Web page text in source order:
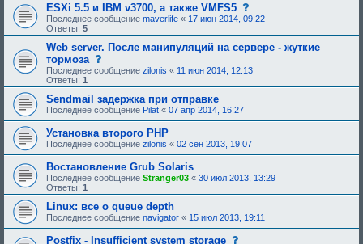
у
е
о
о
е
и
:
ESXi 5.5 и IBM v3700, а также VMFS5
о
о
б
щ
е
е
е
б
р
Последнее сообщение maverlife « 17 июн 2014, 09:22
Ответы: 5
Web server. После манипуляций на сервере - жуткие
тормоза
о
о
б
щ
е
н
е
,
т
р
е
б
у
ю
щ
е
е
о
Последнее сообщение zilonis « 11 июн 2014, 12:13
Ответы: 1
Sendmail задержка при отправке
Последнее сообщение Pilat « 07 апр 2014, 16:27
Установка второго PHP
Последнее сообщение zilonis « 02 сен 2013, 19:07
Востановление Grub Solaris
Последнее сообщение Stranger03 « 30 июл 2013, 13:29
Ответы: 1
Linux: все о queue depth
Последнее сообщение navigator « 15 июл 2013, 19:11
Postfix - Insufficient system storage